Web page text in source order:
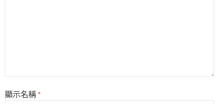
顯示名稱 *